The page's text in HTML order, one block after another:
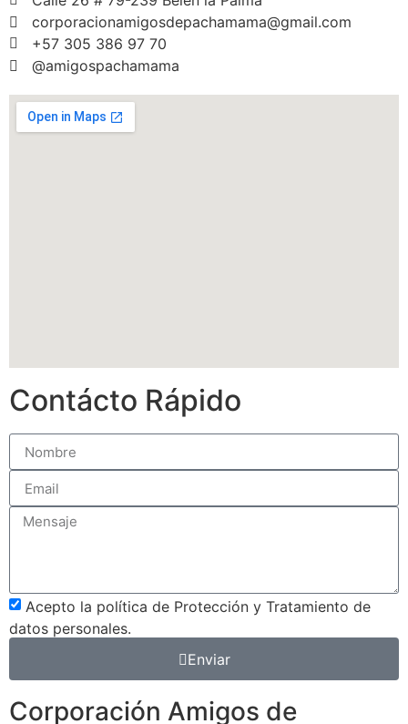
corporacionamigosdepachamama@gmail.com
+57 305 386 97 70
@amigospachamama
Contácto Rápido
Acepto la política de Protección y Tratamiento de
datos personales.
Enviar
Corporación Amigos de